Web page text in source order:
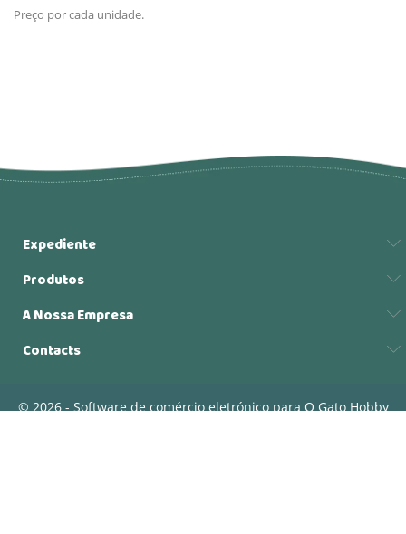
Preço por cada unidade.
Expediente
Produtos
A Nossa Empresa
Contacts
© 2026 - Software de comércio eletrónico para O Gato Hobby